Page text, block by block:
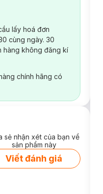
lấy hoá đơn
cùng ngày. 30
hàng không đăng kí
chính hãng có
sẻ nhận xét của bạn về
sản phẩm này
Viết đánh giá